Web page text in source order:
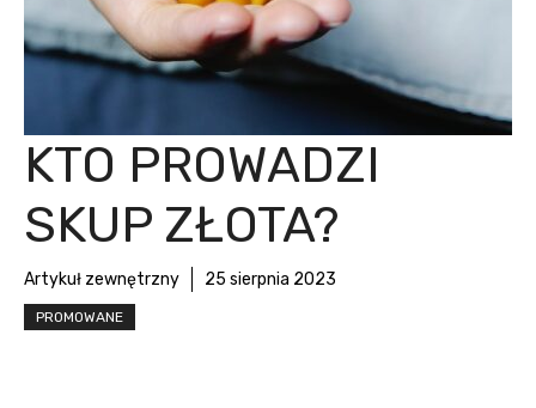
KTO PROWADZI
SKUP ZŁOTA?
Artykuł zewnętrzny 25 sierpnia 2023
PROMOWANE